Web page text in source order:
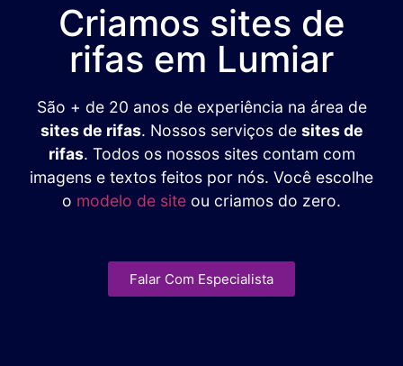
Criamos sites de
rifas em Lumiar
São + de 20 anos de experiência na área de
sites de rifas. Nossos serviços de sites de
rifas. Todos os nossos sites contam com
imagens e textos feitos por nós. Você escolhe
o modelo de site ou criamos do zero.
Falar Com Especialista